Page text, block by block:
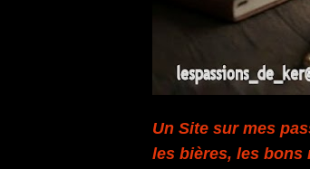
Un Site sur mes
les bières, les bons